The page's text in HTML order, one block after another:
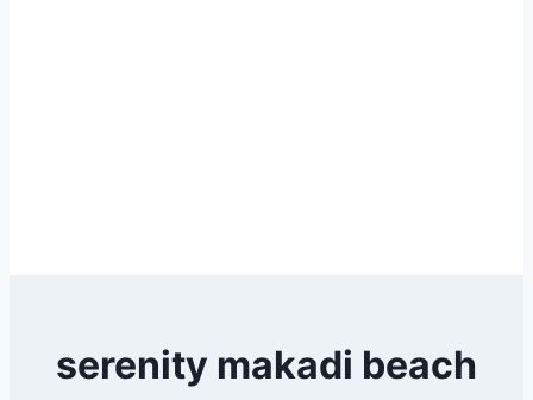
serenity makadi beach